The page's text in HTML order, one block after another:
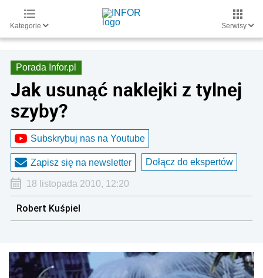
Kategorie Serwisy
Porada Infor.pl
Jak usunąć naklejki z tylnej
szyby?
Subskrybuj nas na Youtube
Zapisz się na newsletter Dołącz do ekspertów
18 listopada 2010, 12:20
Robert Kuśpiel